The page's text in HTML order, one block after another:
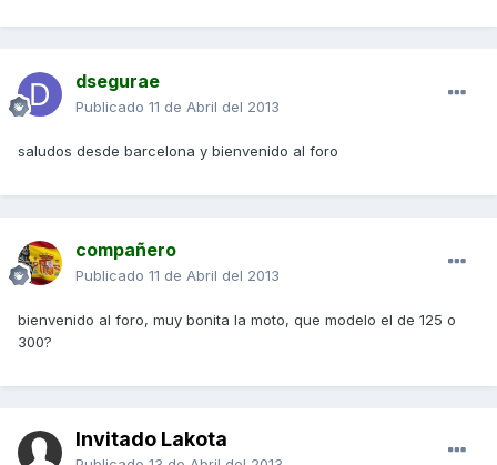
dsegurae
Publicado 11 de Abril del 2013
saludos desde barcelona y bienvenido al foro
compañero
Publicado 11 de Abril del 2013
bienvenido al foro, muy bonita la moto, que modelo el de 125 o
300?
Invitado Lakota